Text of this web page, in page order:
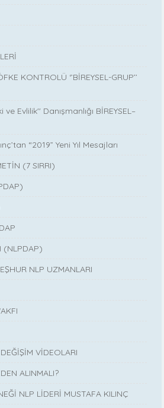
KONTROLÜ ‘’BİREYSEL-GRUP’’
Evlilik'' Danışmanlığı BİREYSEL–
“2019” Yeni Yıl Mesajları
(7 SIRRI)
(NLPDAP)
NLP UZMANLARI
VİDEOLARI
ALINMALI?
NLP LİDERİ MUSTAFA KILINÇ